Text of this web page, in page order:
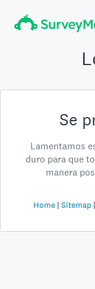
Se
Lamentamos
duro para que
manera
Home Sitemap